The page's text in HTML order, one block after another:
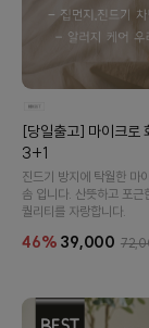
[당일출고] 마이크로
3+1
진드기 방지에 탁월한 마
솜 입니다. 산뜻하고 포근
퀄리티를 자랑합니다.
46% 39,000